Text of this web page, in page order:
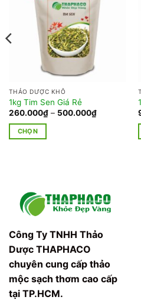
THẢO DƯỢC KHÔ
1kg Tim Sen Giá Rẻ
260.000₫ – 500.000₫Khoảng
giá:
CHỌN
nhiều
biến
Các
tùy
chọn
có
thể
được
Công Ty TNHH Thảo
Dược THAPHACO
chuyên cung cấp thảo
mộc sạch thơm cao cấp
tại TP.HCM.